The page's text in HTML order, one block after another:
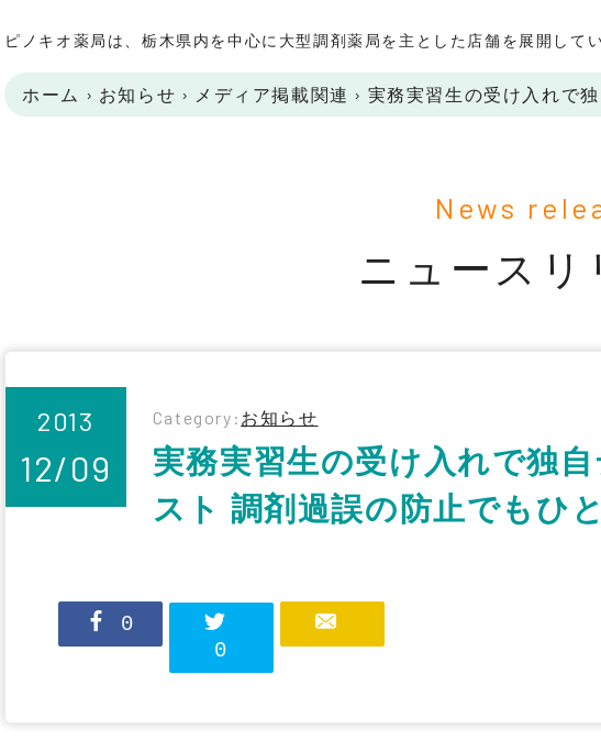
ピノキオ薬局は、栃木県内を中心に大型調剤薬局を主とした店舗を展開して
ホーム › お知らせ › メディア掲載関連 › 実務実習生の受け入れで
News
ニュースリ
2013
12/09
Category: お知らせ
実務実習生の受け入れで独自
スト 調剤過誤の防止でもひ
0
0